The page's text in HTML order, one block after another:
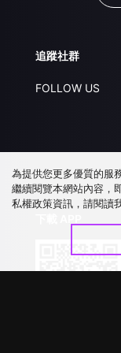
追蹤社群
FOLLOW US
為提供您更多優質的服
繼續閱覽本網站內容，
私權政策資訊，請閱讀